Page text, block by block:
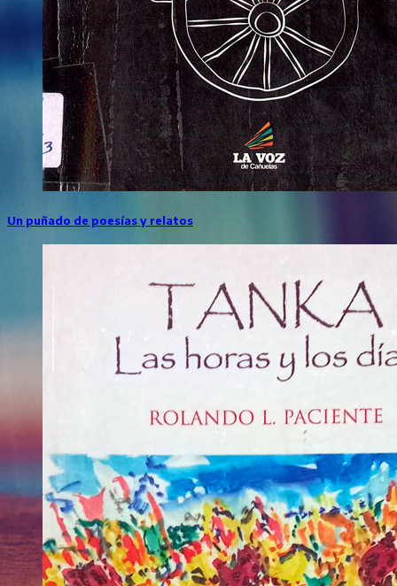
Un puñado de poesías y relatos